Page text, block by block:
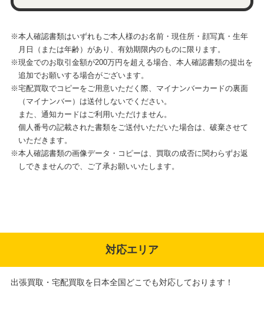
※本人確認書類はいずれもご本人様のお名前・現住所・顔写真・生年
月日（または年齢）があり、有効期限内のものに限ります。
※現金でのお取引金額が200万円を超える場合、本人確認書類の提出を
追加でお願いする場合がございます。
※宅配買取でコピーをご用意いただく際、マイナンバーカードの裏面
（マイナンバー）は送付しないでください。
また、通知カードはご利用いただけません。
個人番号の記載された書類をご送付いただいた場合は、破棄させて
いただきます。
※本人確認書類の画像データ・コピーは、買取の成否に関わらずお返
しできませんので、ご了承お願いいたします。
対応エリア
出張買取・宅配買取を日本全国どこでも対応しております！